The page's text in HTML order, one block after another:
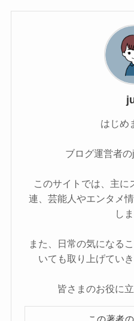
はじめ
ブログ運営者の
このサイトでは、主に
連、芸能人やエンタメ
し
また、日常の気になる
いても取り上げてい
皆さまのお役に